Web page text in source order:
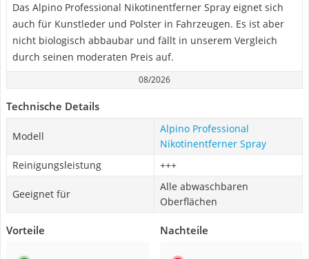
Das Alpino Professional Nikotinentferner Spray eignet sich
auch für Kunstleder und Polster in Fahrzeugen. Es ist aber
nicht biologisch abbaubar und fällt in unserem Vergleich
durch seinen moderaten Preis auf.
08/2026
Technische Details
Modell
Alpino Professional
Nikotinentferner Spray
Reinigungsleistung
+++
Geeignet für
Alle abwaschbaren
Oberflächen
Vorteile Nachteile